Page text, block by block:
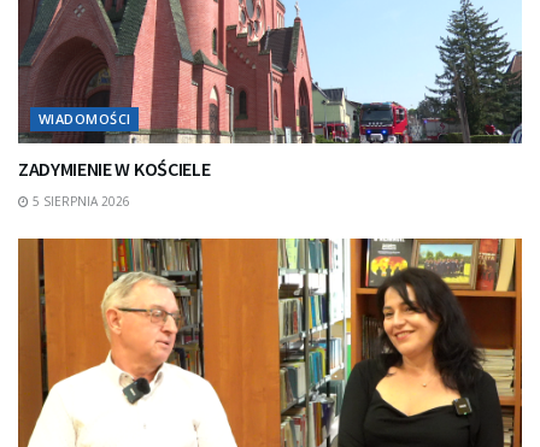
WIADOMOŚCI
ZADYMIENIE W KOŚCIELE
5 SIERPNIA 2026